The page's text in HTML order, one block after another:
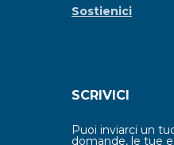
Sostienici
SCRIVICI
Puoi inviarci un
domande, le tue